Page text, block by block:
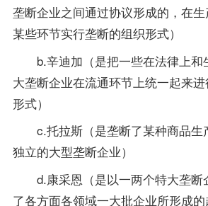
垄断企业之间通过协议形成的，在
某些环节实行垄断的组织形式）
b.辛迪加（是把一些在法律上和
大垄断企业在流通环节上统一起来
形式）
c.托拉斯（是垄断了某种商品生
独立的大型垄断企业）
d.康采恩（是以一两个特大垄断
了各方面各领域一大批企业所形成的